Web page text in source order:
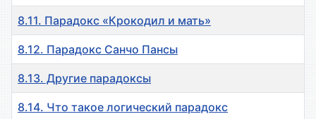
8.11. Парадокс «Крокодил и мать»
8.12. Парадокс Санчо Пансы
8.13. Другие парадоксы
8.14. Что такое логический парадокс